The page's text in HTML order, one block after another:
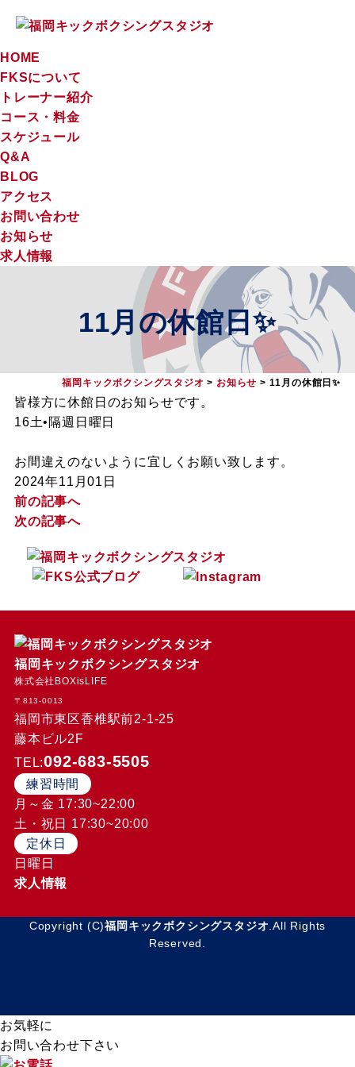
HOME
FKSについて
トレーナー紹介
コース・料金
スケジュール
Q&A
BLOG
アクセス
お問い合わせ
お知らせ
求人情報
11月の休館日✨
福岡キックボクシングスタジオ > お知らせ > 11月の休館日✨
皆様方に休館日のお知らせです。
16土•隔週日曜日
お間違えのないように宜しくお願い致します。
2024年11月01日
前の記事へ
次の記事へ
福岡キックボクシングスタジオ
株式会社BOXisLIFE
〒813-0013
福岡市東区香椎駅前2-1-25
藤本ビル2F
TEL:092-683-5505
練習時間
月～金 17:30~22:00
土・祝日 17:30~20:00
定休日
日曜日
求人情報
Copyright (C)福岡キックボクシングスタジオ .All Rights
Reserved.
お気軽に
お問い合わせ下さい